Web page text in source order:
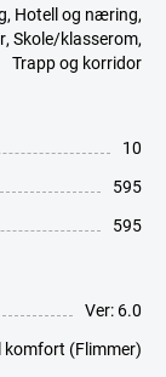
, Hotell og næring,
, Skole/klasserom,
Trapp og korridor
10
595
595
Ver: 6.0
komfort (Flimmer)